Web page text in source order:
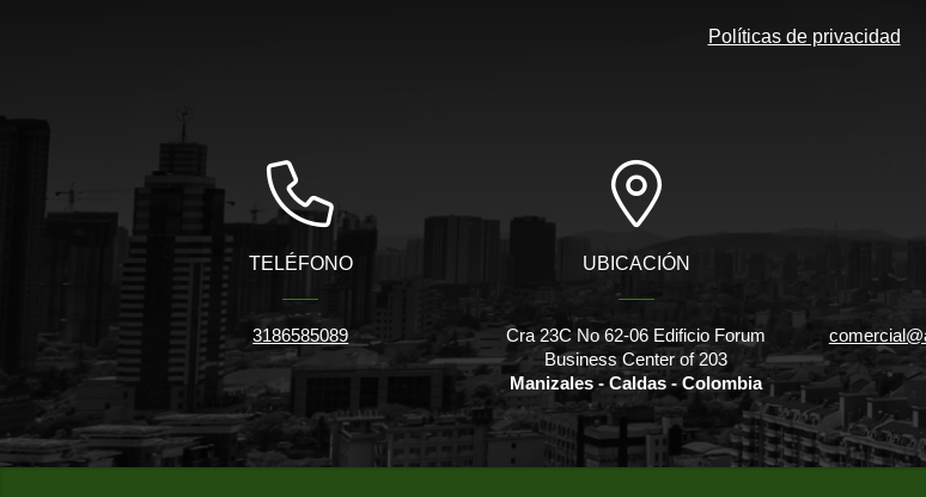
Políticas de privacidad
TELÉFONO
3186585089
UBICACIÓN
Cra 23C No 62-06 Edificio Forum
Business Center of 203
Manizales - Caldas - Colombia